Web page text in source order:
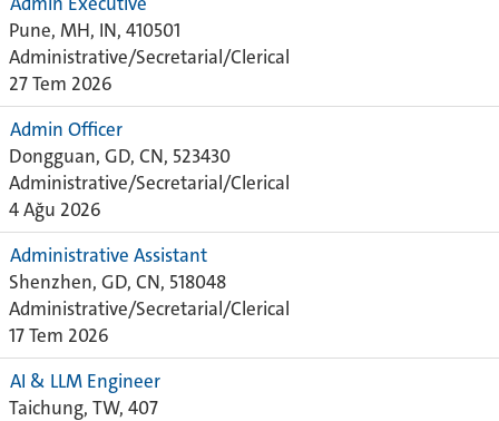
Pune, MH, IN, 410501
Administrative/Secretarial/Clerical
27 Tem 2026
Admin Officer
Dongguan, GD, CN, 523430
Administrative/Secretarial/Clerical
4 Ağu 2026
Administrative Assistant
Shenzhen, GD, CN, 518048
Administrative/Secretarial/Clerical
17 Tem 2026
AI & LLM Engineer
Taichung, TW, 407